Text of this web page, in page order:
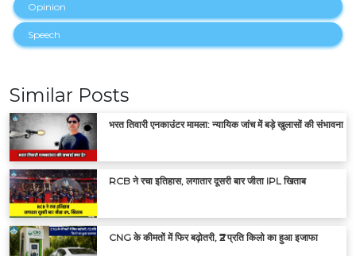
Opinion
Speech
Similar Posts
भरत तिवारी एनकाउंटर मामला: न्यायिक जांच में बड़े खुलासों की संभावना
RCB ने रचा इतिहास, लगातार दूसरी बार जीता IPL खिताब
CNG के कीमतों में फिर बढ़ोतरी, ₹2 प्रति किलो का हुआ इजाफा